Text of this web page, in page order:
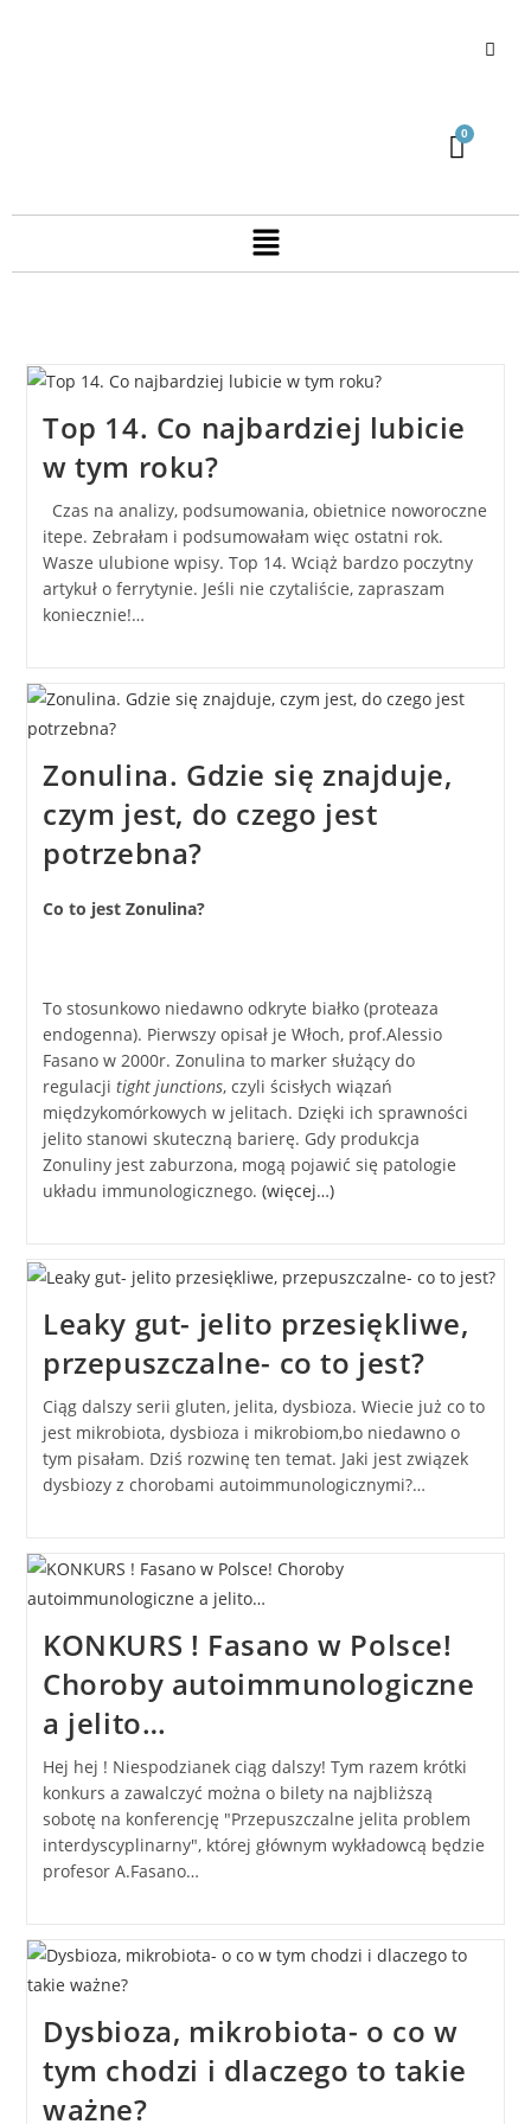
Top 14. Co najbardziej lubicie
w tym roku?
Czas na analizy, podsumowania, obietnice noworoczne
itepe. Zebrałam i podsumowałam więc ostatni rok.
Wasze ulubione wpisy. Top 14. Wciąż bardzo poczytny
artykuł o ferrytynie. Jeśli nie czytaliście, zapraszam
koniecznie!…
Zonulina. Gdzie się znajduje,
czym jest, do czego jest
potrzebna?
Co to jest Zonulina?
To stosunkowo niedawno odkryte białko (proteaza
endogenna). Pierwszy opisał je Włoch, prof.Alessio
Fasano w 2000r. Zonulina to marker służący do
regulacji tight junctions, czyli ścisłych wiązań
międzykomórkowych w jelitach. Dzięki ich sprawności
jelito stanowi skuteczną barierę. Gdy produkcja
Zonuliny jest zaburzona, mogą pojawić się patologie
układu immunologicznego. (więcej…)
Leaky gut- jelito przesiękliwe,
przepuszczalne- co to jest?
Ciąg dalszy serii gluten, jelita, dysbioza. Wiecie już co to
jest mikrobiota, dysbioza i mikrobiom,bo niedawno o
tym pisałam. Dziś rozwinę ten temat. Jaki jest związek
dysbiozy z chorobami autoimmunologicznymi?…
KONKURS ! Fasano w Polsce!
Choroby autoimmunologiczne
a jelito…
Hej hej ! Niespodzianek ciąg dalszy! Tym razem krótki
konkurs a zawalczyć można o bilety na najbliższą
sobotę na konferencję "Przepuszczalne jelita problem
interdyscyplinarny", której głównym wykładowcą będzie
profesor A.Fasano…
Dysbioza, mikrobiota- o co w
tym chodzi i dlaczego to takie
ważne?